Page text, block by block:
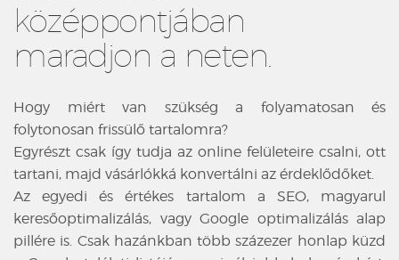
középpontjában
maradjon a neten.
Hogy miért van szükség a folyamatosan és
folytonosan frissülő tartalomra?
Egyrészt csak így tudja az online felületeire csalni, ott
tartani, majd vásárlókká konvertálni az érdeklődőket.
Az egyedi és értékes tartalom a SEO, magyarul
keresőoptimalizálás, vagy Google optimalizálás alap
pillére is. Csak hazánkban több százezer honlap küzd